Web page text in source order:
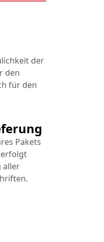
Pakets
aller
der
den
für den